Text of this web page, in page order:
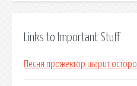
Links to Important Stuff
Песня прожектор шарит